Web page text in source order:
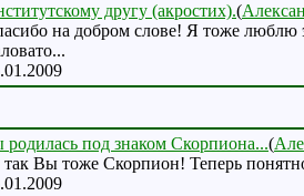
другу (акростих).(
на добром слове! Я тоже люблю
родилась под знаком Скорпиона...(
Вы тоже Скорпион! Теперь